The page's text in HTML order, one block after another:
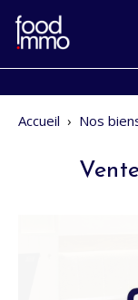
Accueil › Nos